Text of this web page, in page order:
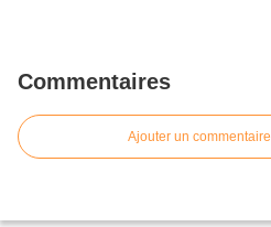
Commentaires
Ajouter un commentaire